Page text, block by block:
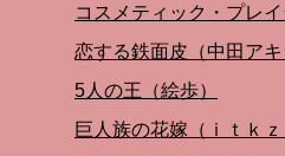
コスメティック・プレ
恋する鉄面皮（中田アキ
5人の王（絵歩）
巨人族の花嫁（ｉｔｋｚ